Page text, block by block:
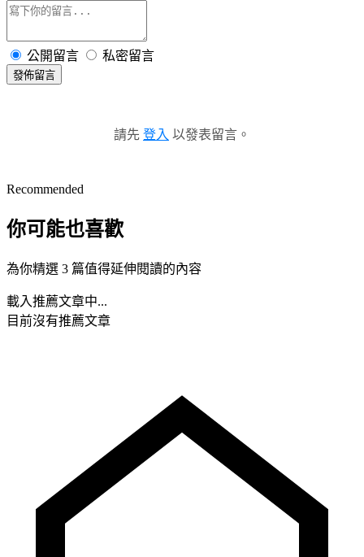
公開留言 私密留言
發佈留言
請先 登入 以發表留言。
Recommended
你可能也喜歡
為你精選 3 篇值得延伸閱讀的內容
載入推薦文章中...
目前沒有推薦文章